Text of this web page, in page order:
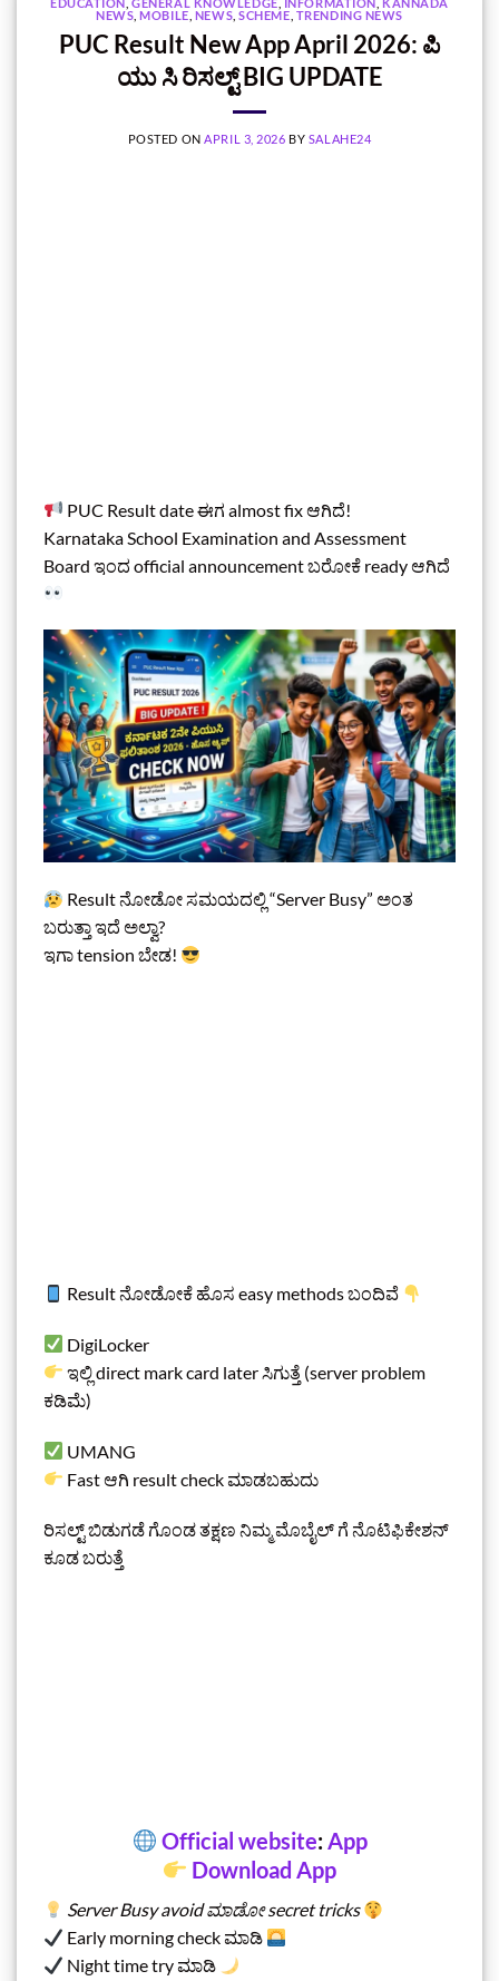
NEWS ,MOBILE NEWS ,SCHEME TRENDING NEWS
PUC Result New App April 2026: ಪಿ
ಯು ಸಿ ರಿಸಲ್ಟ್ BIG UPDATE
POSTED ON APRIL 3, 2026 BY SALAHE24
PUC Result date ಈಗ almost fix ಆಗಿದೆ!
Karnataka School Examination and Assessment
Board ಇಂದ official announcement ಬರೋಕೆ ready ಆಗಿದೆ
Result ನೋಡೋ ಸಮಯದಲ್ಲಿ “Server Busy” ಅಂತ
ಬರುತ್ತಾ ಇದೆ ಅಲ್ವಾ?
ಇಗಾ tension ಬೇಡ!
Result ನೋಡೋಕೆ ಹೊಸ easy methods ಬಂದಿವೆ
DigiLocker
ಇಲ್ಲಿ direct mark card later ಸಿಗುತ್ತೆ (server problem
ಕಡಿಮೆ)
UMANG
Fast ಆಗಿ result check ಮಾಡಬಹುದು
ರಿಸಲ್ಟ್‌ ಬಿಡುಗಡೆ ಗೊಂಡ ತಕ್ಷಣ ನಿಮ್ಮ ಮೊಬೈಲ್‌ ಗೆ ನೊಟಿಫಿಕೇಶನ್‌
ಕೂಡ ಬರುತ್ತೆ
Official website:App
Download App
Server Busy avoid ಮಾಡೋ secret tricks
Early morning check ಮಾಡಿ
Night time try ಮಾಡಿ